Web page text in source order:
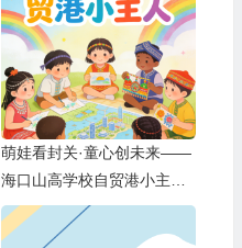
萌娃看封关·童心创未来——
海口山高学校自贸港小主人
成长计划